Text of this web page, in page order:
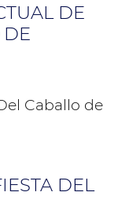
DE
DE
Caballo de
DEL